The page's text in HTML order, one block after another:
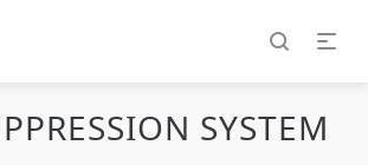
SYSTEM